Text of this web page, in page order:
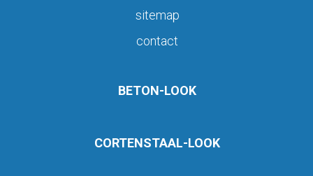
sitemap
contact
BETON-LOOK
CORTENSTAAL-LOOK